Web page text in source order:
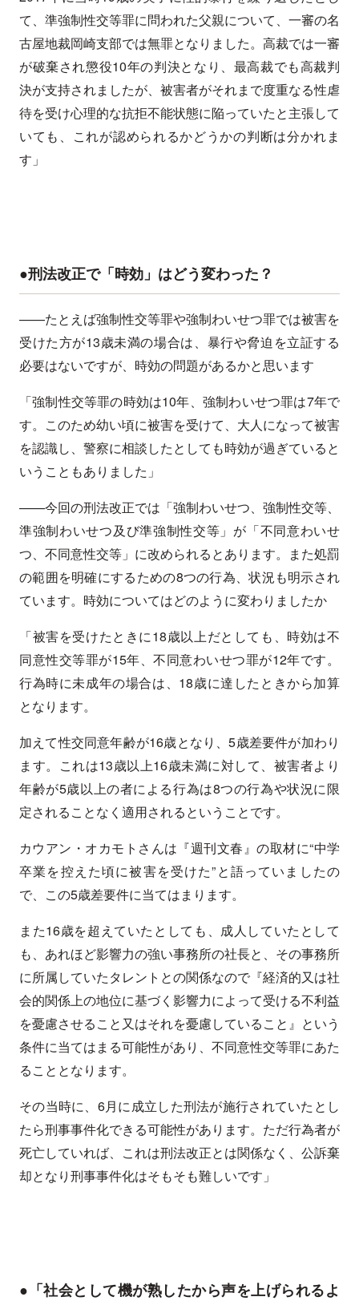
て、準強制性交等罪に問われた父親について、一審の名
古屋地裁岡崎支部では無罪となりました。高裁では一審
が破棄され懲役10年の判決となり、最高裁でも高裁判
決が支持されましたが、被害者がそれまで度重なる性虐
待を受け心理的な抗拒不能状態に陥っていたと主張して
いても、これが認められるかどうかの判断は分かれま
す」
●刑法改正で「時効」はどう変わった？
——たとえば強制性交等罪や強制わいせつ罪では被害を
受けた方が13歳未満の場合は、暴行や脅迫を立証する
必要はないですが、時効の問題があるかと思います
「強制性交等罪の時効は10年、強制わいせつ罪は7年で
す。このため幼い頃に被害を受けて、大人になって被害
を認識し、警察に相談したとしても時効が過ぎていると
いうこともありました」
——今回の刑法改正では「強制わいせつ、強制性交等、
準強制わいせつ及び準強制性交等」が「不同意わいせ
つ、不同意性交等」に改められるとあります。また処罰
の範囲を明確にするための8つの行為、状況も明示され
ています。時効についてはどのように変わりましたか
「被害を受けたときに18歳以上だとしても、時効は不
同意性交等罪が15年、不同意わいせつ罪が12年です。
行為時に未成年の場合は、18歳に達したときから加算
となります。
加えて性交同意年齢が16歳となり、5歳差要件が加わり
ます。これは13歳以上16歳未満に対して、被害者より
年齢が5歳以上の者による行為は8つの行為や状況に限
定されることなく適用されるということです。
カウアン・オカモトさんは『週刊文春』の取材に“中学
卒業を控えた頃に被害を受けた”と語っていましたの
で、この5歳差要件に当てはまります。
また16歳を超えていたとしても、成人していたとして
も、あれほど影響力の強い事務所の社長と、その事務所
に所属していたタレントとの関係なので『経済的又は社
会的関係上の地位に基づく影響力によって受ける不利益
を憂慮させること又はそれを憂慮していること』という
条件に当てはまる可能性があり、不同意性交等罪にあた
ることとなります。
その当時に、6月に成立した刑法が施行されていたとし
たら刑事事件化できる可能性があります。ただ行為者が
死亡していれば、これは刑法改正とは関係なく、公訴棄
却となり刑事事件化はそもそも難しいです」
●「社会として機が熟したから声を上げられるよ